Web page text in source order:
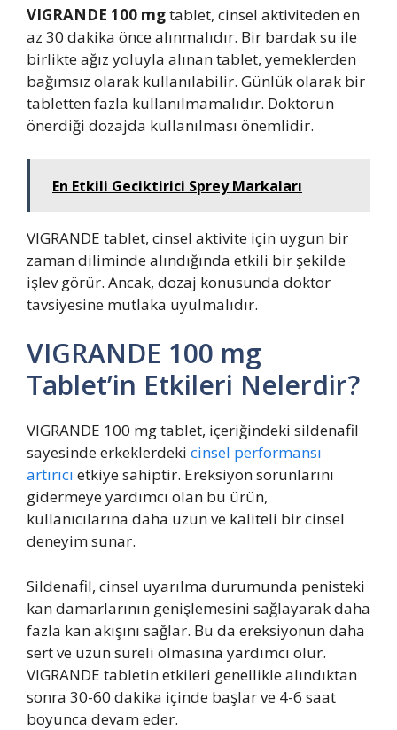
VIGRANDE 100 mgtablet, cinsel aktiviteden en
az 30 dakika önce alınmalıdır. Bir bardak su ile
birlikte ağız yoluyla alınan tablet, yemeklerden
bağımsız olarak kullanılabilir. Günlük olarak bir
tabletten fazla kullanılmamalıdır. Doktorun
önerdiği dozajda kullanılması önemlidir.
En Etkili Geciktirici Sprey Markaları
VIGRANDE tablet, cinsel aktivite için uygun bir
zaman diliminde alındığında etkili bir şekilde
işlev görür. Ancak, dozaj konusunda doktor
tavsiyesine mutlaka uyulmalıdır.
VIGRANDE 100 mg
Tablet’in Etkileri Nelerdir?
VIGRANDE 100 mg tablet, içeriğindeki sildenafil
sayesinde erkeklerdeki cinsel performansı
artırıcı etkiye sahiptir. Ereksiyon sorunlarını
gidermeye yardımcı olan bu ürün,
kullanıcılarına daha uzun ve kaliteli bir cinsel
deneyim sunar.
Sildenafil, cinsel uyarılma durumunda penisteki
kan damarlarının genişlemesini sağlayarak daha
fazla kan akışını sağlar. Bu da ereksiyonun daha
sert ve uzun süreli olmasına yardımcı olur.
VIGRANDE tabletin etkileri genellikle alındıktan
sonra 30-60 dakika içinde başlar ve 4-6 saat
boyunca devam eder.